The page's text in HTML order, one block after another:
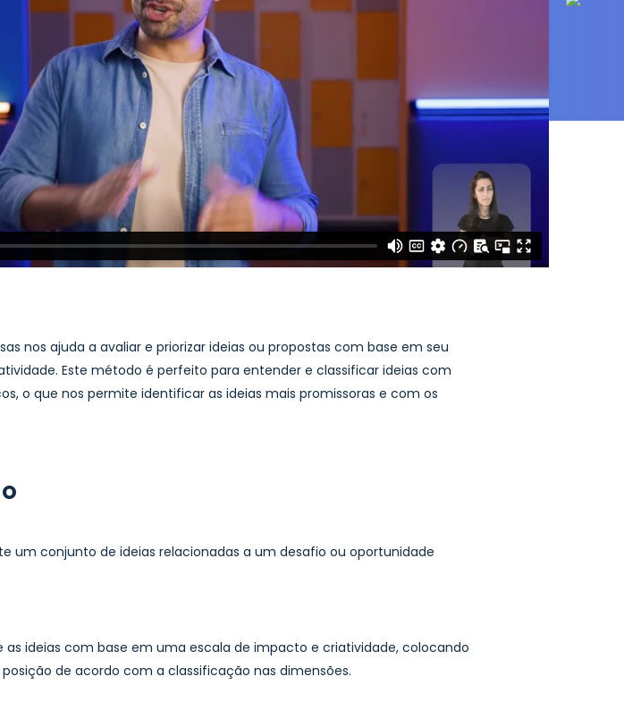
nos ajuda a avaliar e priorizar ideias ou propostas com base em seu
Este método é perfeito para entender e classificar ideias com
o que nos permite identificar as ideias mais promissoras e com os
um conjunto de ideias relacionadas a um desafio ou oportunidade
as ideias com base em uma escala de impacto e criatividade, colocando
de acordo com a classificação nas dimensões.